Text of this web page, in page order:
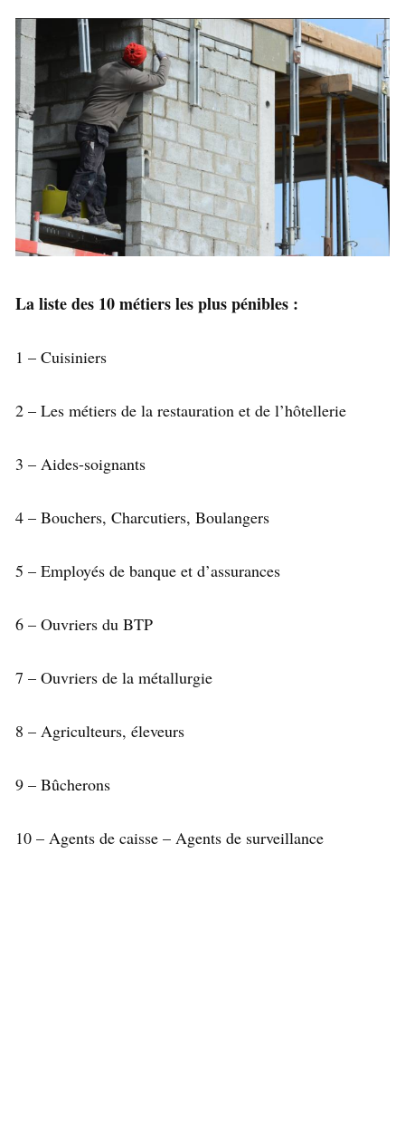
La liste des 10 métiers les plus pénibles :
1 – Cuisiniers
2 – Les métiers de la restauration et de l’hôtellerie
3 – Aides-soignants
4 – Bouchers, Charcutiers, Boulangers
5 – Employés de banque et d’assurances
6 – Ouvriers du BTP
7 – Ouvriers de la métallurgie
8 – Agriculteurs, éleveurs
9 – Bûcherons
10 – Agents de caisse – Agents de surveillance